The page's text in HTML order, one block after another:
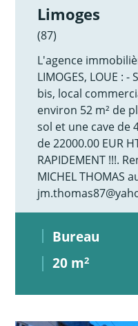
Limoges
(87)
L'agence
LIMOGES, LOUE : -
bis, local
environ 52 m² de
sol et une cave de
de 22000.00 EUR
RAPIDEMENT !!!.
MICHEL THOMAS
Bureau
20 m2